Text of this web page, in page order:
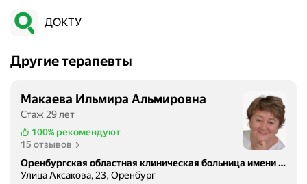
ДОКТУ
Другие терапевты
Макаева Ильмира Альмировна
Стаж 29 лет
100% рекомендуют
15 отзывов
Оренбургская областная клиническая больница имени В.И. Войнова
Улица Аксакова, 23, Оренбург